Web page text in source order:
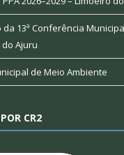
13ª Conferência
Ajuru
de Meio Ambiente
CR2